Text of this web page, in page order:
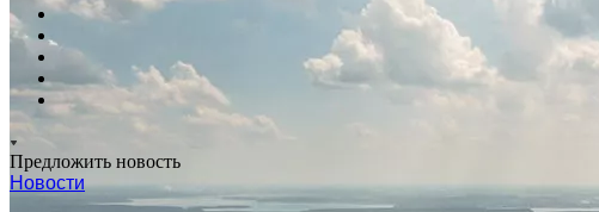
Предложить новость
Новости